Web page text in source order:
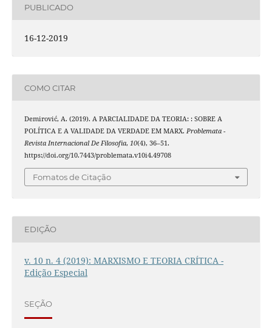
PUBLICADO
16-12-2019
COMO CITAR
Demirović, A. (2019). A PARCIALIDADE DA TEORIA: : SOBRE A
POLÍTICA E A VALIDADE DA VERDADE EM MARX. Problemata -
Revista Internacional De Filosofia, 10(4), 36–51.
https://doi.org/10.7443/problemata.v10i4.49708
Fomatos de Citação
EDIÇÃO
v. 10 n. 4 (2019): MARXISMO E TEORIA CRÍTICA -
Edição Especial
SEÇÃO